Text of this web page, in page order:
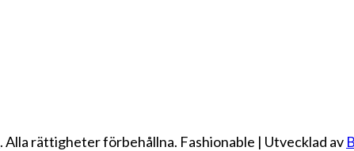
. Alla rättigheter förbehållna. Fashionable | Utvecklad av